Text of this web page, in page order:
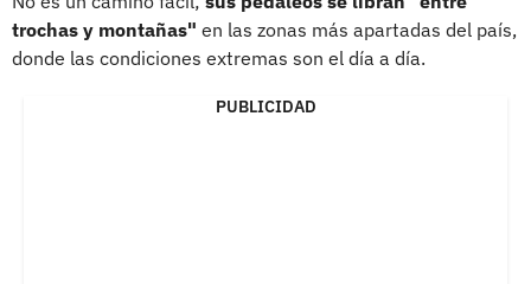
trochas y montañas" en las zonas más apartadas del país,
donde las condiciones extremas son el día a día.
PUBLICIDAD